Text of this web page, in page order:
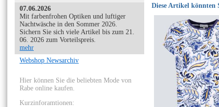
07.06.2026
Mit farbenfrohen Optiken und luftiger
Nachtwäsche in den Sommer 2026.
Sichern Sie sich viele Artikel bis zum 21.
06. 2026 zum Vorteilspreis.
mehr
Webshop Newsarchiv
Hier können Sie die beliebten Mode von
Rabe online kaufen.
Kurzinforamtionen:
Diese Artikel könnten